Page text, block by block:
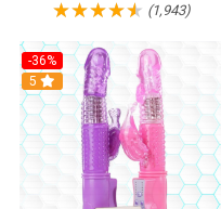
(1,943)
-36%
Hot
5